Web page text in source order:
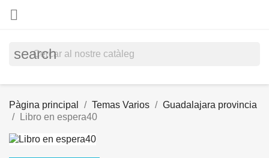

search
Pàgina principal Temas Varios
Guadalajara provincia
Libro en espera40